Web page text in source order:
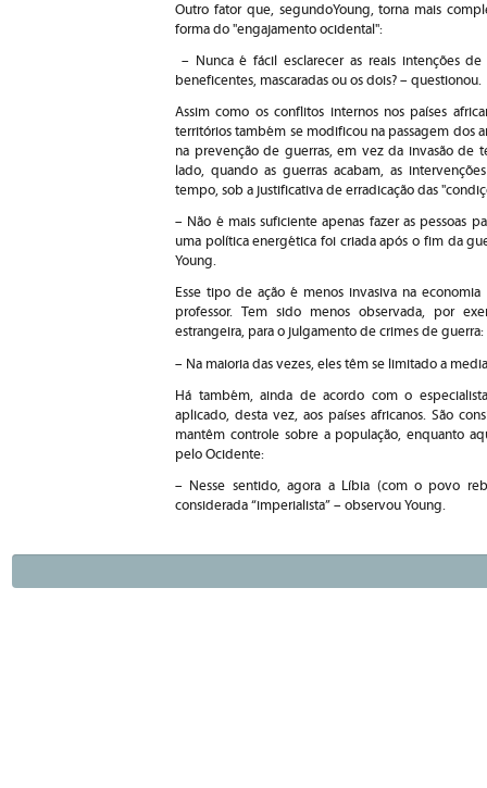
Outro fator que, segundoYoung, torna mais
forma do "engajamento ocidental":
– Nunca é fácil esclarecer as reais intenções
beneficentes, mascaradas ou os dois? – questionou.
Assim como os conflitos internos nos países
territórios também se modificou na passagem dos
na prevenção de guerras, em vez da invasão de
lado, quando as guerras acabam, as
tempo, sob a justificativa de erradicação das
– Não é mais suficiente apenas fazer as pessoas
uma política energética foi criada após o fim da
Young.
Esse tipo de ação é menos invasiva na
professor. Tem sido menos observada, por
estrangeira, para o julgamento de crimes de guerra:
– Na maioria das vezes, eles têm se limitado a
Há também, ainda de acordo com o
aplicado, desta vez, aos países africanos. São
mantêm controle sobre a população, enquanto
pelo Ocidente:
– Nesse sentido, agora a Líbia (com o povo
considerada “imperialista” – observou Young.